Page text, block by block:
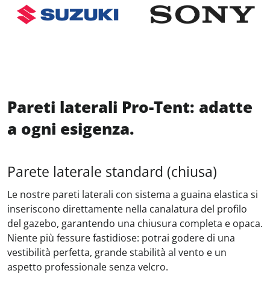
Pareti laterali Pro-Tent: adatte
a ogni esigenza.
Parete laterale standard (chiusa)
Le nostre pareti laterali con sistema a guaina elastica si
inseriscono direttamente nella canalatura del profilo
del gazebo, garantendo una chiusura completa e opaca.
Niente più fessure fastidiose: potrai godere di una
vestibilità perfetta, grande stabilità al vento e un
aspetto professionale senza velcro.